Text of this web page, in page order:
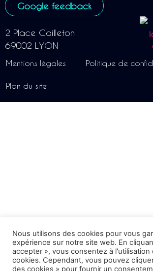
Google feedback
2 Place Gailleton
69002 LYON
Mentions légales Politique de
Plan du site
Nous utilisons des cookies pour vous
expérience sur notre site web. En
accepter », vous consentez à l'utilisation
cookies. Cependant, vous pouvez
des cookies » pour fournir un